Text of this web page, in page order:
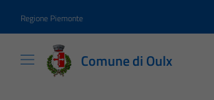
Regione Piemonte
Comune di Oulx